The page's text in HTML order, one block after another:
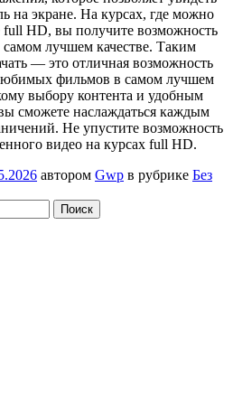
на экране. На курсах, где можно
full HD, вы получите возможность
самом лучшем качестве. Таким
— это отличная возможность
фильмов в самом лучшем
выбору контента и удобным
сможете наслаждаться каждым
Не упустите возможность
видео на курсах full HD.
автором Gwp в рубрике Без